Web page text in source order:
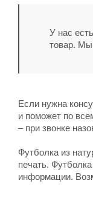
У нас
товар. Мы
Если нужна
и поможет по
– при звонке
Футболка из
печать.
информации.